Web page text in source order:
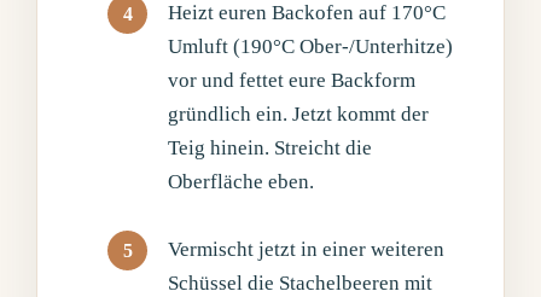
Heizt euren Backofen auf 170°C
Umluft (190°C Ober-/Unterhitze)
vor und fettet eure Backform
gründlich ein. Jetzt kommt der
Teig hinein. Streicht die
Oberfläche eben.
Vermischt jetzt in einer weiteren
Schüssel die Stachelbeeren mit